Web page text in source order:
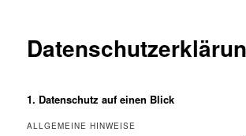
1. Datenschutz auf einen Blick
ALLGEMEINE HINWEISE